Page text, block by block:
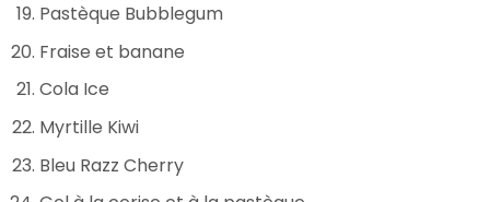
Pastèque Bubblegum
Fraise et banane
Cola Ice
Myrtille Kiwi
Bleu Razz Cherry